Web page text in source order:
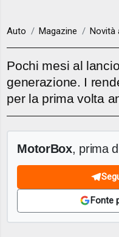
Auto Magazine Novità
Pochi mesi al
generazione. I
per la prima volta
MotorBox, prima
Fonte